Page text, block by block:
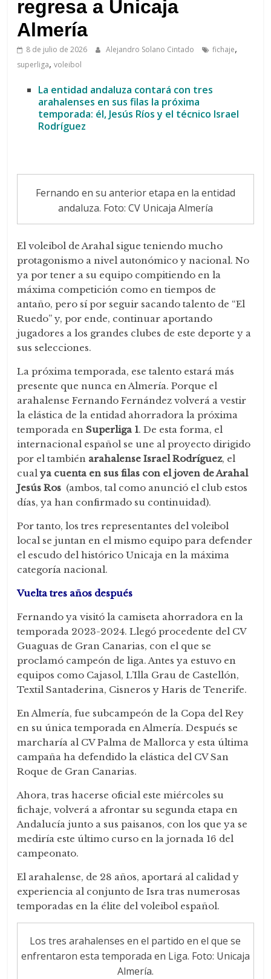
Arahal
regresa a Unicaja
Almería
8 de julio de 2026 Alejandro Solano Cintado fichaje,
superliga,voleibol
La entidad andaluza contará con tres
arahalenses en sus filas la próxima
temporada: él, Jesús Ríos y el técnico Israel
Rodríguez
Fernando en su anterior etapa en la entidad
andaluza. Foto: CV Unicaja Almería
El voleibol de Arahal sigue teniendo mucho
protagonismo a nivel autonómico y nacional. No
ya por tener a su equipo compitiendo en la
máxima competición como en tiempos de
antaño, pero sí por seguir sacando talento de “El
Ruedo” y, por ende, continuar aportando
jugadores a los grandes clubes de este deporte y a
sus selecciones.
La próxima temporada, ese talento estará más
presente que nunca en Almería. Porque el
arahalense Fernando Fernández volverá a vestir
la elástica de la entidad ahorradora la próxima
temporada enSuperliga 1. De esta forma, el
internacional español se une al proyecto dirigido
por el también arahalense Israel Rodríguez, el
cualya cuenta en sus filas con el joven de Arahal
Jesús Ros (ambos, tal como anunció el club estos
días, ya han confirmado su continuidad).
Por tanto, los tres representantes del voleibol
local se juntan en el mismo equipo para defender
el escudo del histórico Unicaja en la máxima
categoría nacional.
Vuelta tres años después
Fernando ya visitó la camiseta ahorradora en la
temporada 2023-2024. Llegó procedente del CV
Guaguas de Gran Canarias, con el que se
proclamó campeón de liga. Antes ya estuvo en
equipos como Cajasol, L’Illa Grau de Castellón,
Textil Santaderina, Cisneros y Haris de Tenerife.
En Almería, fue subcampeón de la Copa del Rey
en su única temporada en Almería. Después se
marcharía al CV Palma de Mallorca y esta última
campaña ha defendido la elástica del CV San
Roque de Gran Canarias.
Ahora, tras hacerse oficial este miércoles su
fichaje, volverá a afrontar su segunda etapa en
Andalucía junto a sus paisanos, con los que ya se
mediría este último curso en la jornada 16 del
campeonato.
El arahalense, de 28 años, aportará al calidad y
experiencia al conjunto de Isra tras numerosas
temporadas en la élite del voleibol español.
Los tres arahalenses en el partido en el que se
enfrentaron esta temporada en Liga. Foto: Unicaja
Almería.